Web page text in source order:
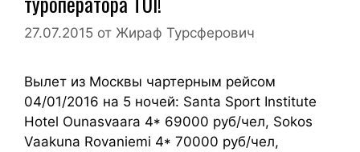
27.07.2015 от Жираф Турсферович
Вылет из Москвы чартерным рейсом
04/01/2016 на 5 ночей: Santa Sport Institute
Hotel Ounasvaara 4* 69000 руб/чел, Sokos
Vaakuna Rovaniemi 4* 70000 руб/чел,